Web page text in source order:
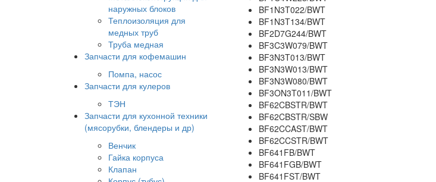
наружных блоков
Теплоизоляция для
медных труб
Труба медная
Запчасти для кофемашин
Помпа, насос
Запчасти для кулеров
ТЭН
Запчасти для кухонной техники
(мясорубки, блендеры и др)
Венчик
Гайка корпуса
Клапан
BF1N3T022/BWT
BF1N3T134/BWT
BF2D7G244/BWT
BF3C3W079/BWT
BF3N3T013/BWT
BF3N3W013/BWT
BF3N3W080/BWT
BF3ON3T011/BWT
BF62CBSTR/BWT
BF62CBSTR/SBW
BF62CCAST/BWT
BF62CCSTR/BWT
BF641FB/BWT
BF641FGB/BWT
BF641FST/BWT